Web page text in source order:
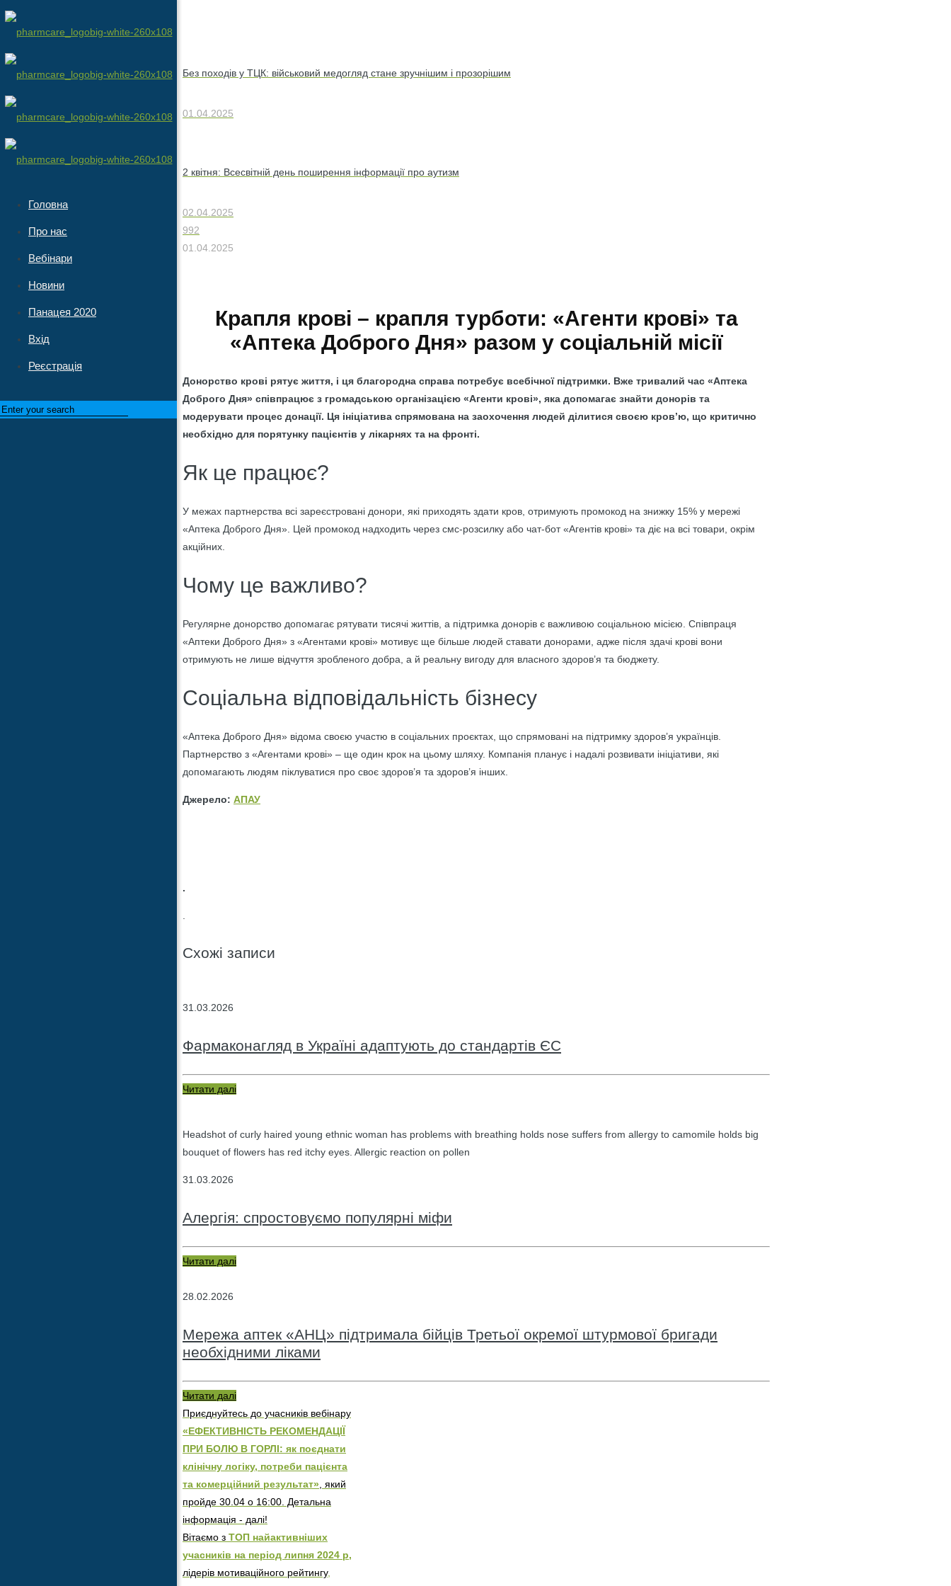
Головна
Про нас
Вебінари
Новини
Панацея 2020
Вхід
Реєстрація
Без походів у ТЦК: військовий медогляд стане зручнішим і прозорішим
01.04.2025
2 квітня: Всесвітній день поширення інформації про аутизм
02.04.2025
992
01.04.2025
Крапля крові – крапля турботи: «Агенти крові» та
«Аптека Доброго Дня» разом у соціальній місії
Донорство крові рятує життя, і ця благородна справа потребує всебічної підтримки. Вже тривалий час «Аптека
Доброго Дня» співпрацює з громадською організацією «Агенти крові», яка допомагає знайти донорів та
модерувати процес донації. Ця ініціатива спрямована на заохочення людей ділитися своєю кров’ю, що критично
необхідно для порятунку пацієнтів у лікарнях та на фронті.
Як це працює?
У межах партнерства всі зареєстровані донори, які приходять здати кров, отримують промокод на знижку 15% у мережі
«Аптека Доброго Дня». Цей промокод надходить через смс-розсилку або чат-бот «Агентів крові» та діє на всі товари, окрім
акційних.
Чому це важливо?
Регулярне донорство допомагає рятувати тисячі життів, а підтримка донорів є важливою соціальною місією. Співпраця
«Аптеки Доброго Дня» з «Агентами крові» мотивує ще більше людей ставати донорами, адже після здачі крові вони
отримують не лише відчуття зробленого добра, а й реальну вигоду для власного здоров’я та бюджету.
Соціальна відповідальність бізнесу
«Аптека Доброго Дня» відома своєю участю в соціальних проєктах, що спрямовані на підтримку здоров’я українців.
Партнерство з «Агентами крові» – ще один крок на цьому шляху. Компанія планує і надалі розвивати ініціативи, які
допомагають людям піклуватися про своє здоров’я та здоров’я інших.
Джерело: АПАУ
.
Схожі записи
31.03.2026
Фармаконагляд в Україні адаптують до стандартів ЄС
Читати далі
Headshot of curly haired young ethnic woman has problems with breathing holds nose suffers from allergy to camomile holds big
bouquet of flowers has red itchy eyes. Allergic reaction on pollen
31.03.2026
Алергія: спростовуємо популярні міфи
Читати далі
28.02.2026
Мережа аптек «АНЦ» підтримала бійців Третьої окремої штурмової бригади
необхідними ліками
Читати далі
Приєднуйтесь до учасників вебінару
«ЕФЕКТИВНІСТЬ РЕКОМЕНДАЦІЇ
ПРИ БОЛЮ В ГОРЛІ: як поєднати
клінічну логіку, потреби пацієнта
та комерційний результат» , який
пройде 30.04 о 16:00. Детальна
інформація - далі!
Вітаємо з ТОП найактивніших
учасників на період липня 2024 р,
лідерів мотиваційного рейтингу,